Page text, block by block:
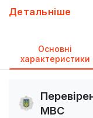
вигляді арок(є
вік їде бодро,
Детальніше
Основні
характеристики
МВС